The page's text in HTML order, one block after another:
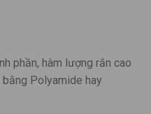
phần, hàm lượng rắn cao
Polyamide hay